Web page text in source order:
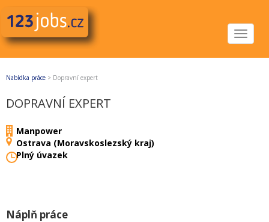
Toggle
Nabídka práce > Dopravní expert
DOPRAVNÍ EXPERT
Manpower
Ostrava (Moravskoslezský kraj)
Plný úvazek
Náplň práce